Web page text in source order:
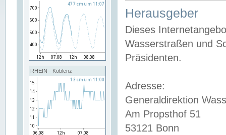
RHEIN - Koblenz
Herausgeber
Dieses
Wasserstraßen und
Präsidenten.
Adresse:
Generaldirektion
Am Propsthof 51
53121 Bonn